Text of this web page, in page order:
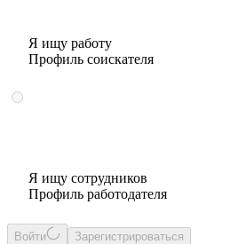
Я ищу работу
Профиль соискателя
Я ищу сотрудников
Профиль работодателя
Войти Зарегистрироваться